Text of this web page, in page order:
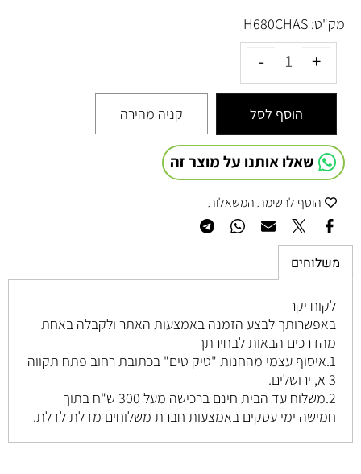
מק"ט: H680CHAS
הוסף לסל קניה מהירה
שאלו אותנו על מוצר זה
הוסף לרשימת המשאלות
משלוחים
לקוח יקר
באפשרותך לבצע הזמנה באמצעות האתר ולקבלה באחת
מהדרכים הבאות לבחירתך-
1.איסוף עצמי מהחנות "טיק טים" בכתובת רחוב
פתח תקווה
3 א, ירושלים
.
2.משלוח עד הבית חינם ברכישה מעל 300 ש"ח בתוך
חמישה ימי עסקים באמצעות חברת משלוחים מדלת לדלת.